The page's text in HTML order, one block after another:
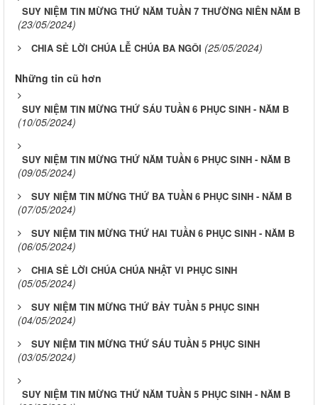
SUY NIỆM TIN MỪNG THỨ NĂM TUẦN 7 THƯỜNG NIÊN NĂM B
(23/05/2024)
CHIA SẺ LỜI CHÚA LỄ CHÚA BA NGÔI (25/05/2024)
Những tin cũ hơn
SUY NIỆM TIN MỪNG THỨ SÁU TUẦN 6 PHỤC SINH - NĂM B
(10/05/2024)
SUY NIỆM TIN MỪNG THỨ NĂM TUẦN 6 PHỤC SINH - NĂM B
(09/05/2024)
SUY NIỆM TIN MỪNG THỨ BA TUẦN 6 PHỤC SINH - NĂM B
(07/05/2024)
SUY NIỆM TIN MỪNG THỨ HAI TUẦN 6 PHỤC SINH - NĂM B
(06/05/2024)
CHIA SẺ LỜI CHÚA CHÚA NHẬT VI PHỤC SINH
(05/05/2024)
SUY NIỆM TIN MỪNG THỨ BẢY TUẦN 5 PHỤC SINH
(04/05/2024)
SUY NIỆM TIN MỪNG THỨ SÁU TUẦN 5 PHỤC SINH
(03/05/2024)
SUY NIỆM TIN MỪNG THỨ NĂM TUẦN 5 PHỤC SINH - NĂM B